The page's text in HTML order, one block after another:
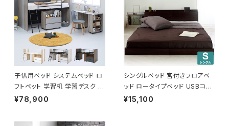
子供用ベッド システムベッド ロ
フトベット 学習机 学習デスク 省
スペース 3色展開 新生活 模様
¥78,900
シングルベッド 宮付きフロアベ
ッド ロータイプベッド USBコン
セント付き
¥15,100